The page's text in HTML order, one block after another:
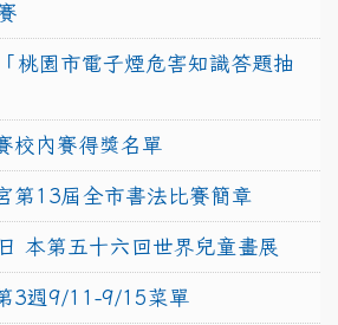
桃園市電子煙危害知識答題抽
校內賽得獎名單
第13屆全市書法比賽簡章
本第五十六回世界兒童畫展
3週9/11-9/15菜單